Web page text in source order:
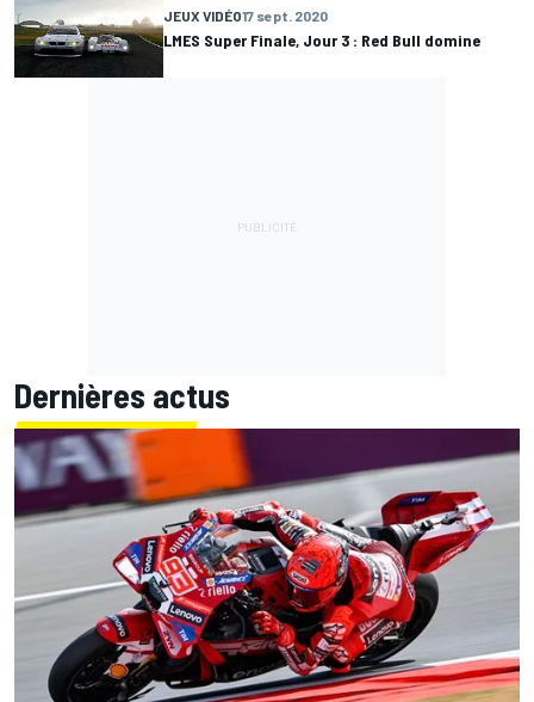
JEUX VIDÉO17 sept. 2020
LMES Super Finale, Jour 3 : Red Bull domine
Dernières actus